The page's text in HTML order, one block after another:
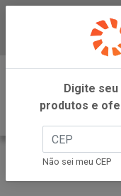
INÍCIO
BARILLA
Digite
produtos e
Não sei meu CEP